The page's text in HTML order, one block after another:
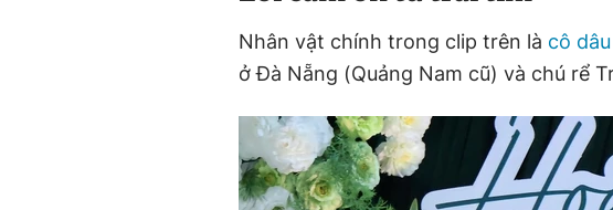
Nhân vật chính trong clip trên là cô dâu
ở Đà Nẵng (Quảng Nam cũ) và chú rể